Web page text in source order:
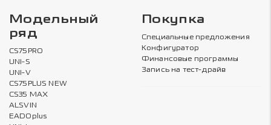
Модельный
ряд
CS75PRO
UNI-S
UNI-V
CS75PLUS NEW
CS35 MAX
ALSVIN
EADOplus
Покупка
Специальные предложения
Конфигуратор
Финансовые программы
Запись на тест-драйв